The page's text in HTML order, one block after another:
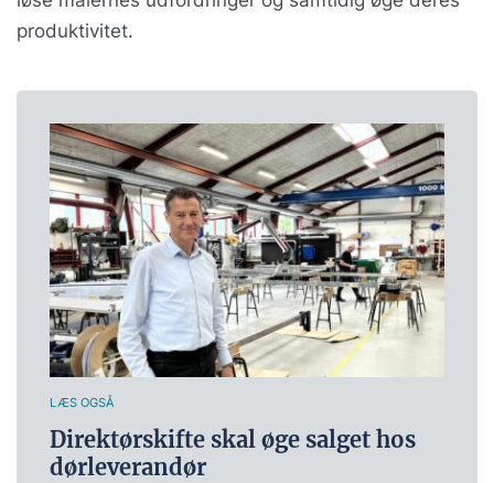
produktivitet.
LÆS OGSÅ
Direktørskifte skal øge salget hos
dørleverandør